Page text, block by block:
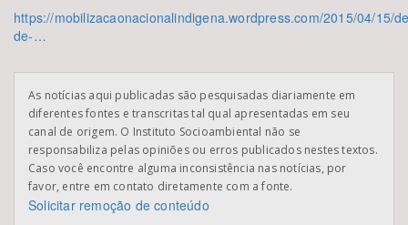
https://mobilizacaonacionalindigena.wordpress.com/2015/04/15/
de-…
As notícias aqui publicadas são pesquisadas diariamente em
diferentes fontes e transcritas tal qual apresentadas em seu
canal de origem. O Instituto Socioambiental não se
responsabiliza pelas opiniões ou erros publicados nestes textos.
Caso você encontre alguma inconsistência nas notícias, por
favor, entre em contato diretamente com a fonte.
Solicitar remoção de conteúdo